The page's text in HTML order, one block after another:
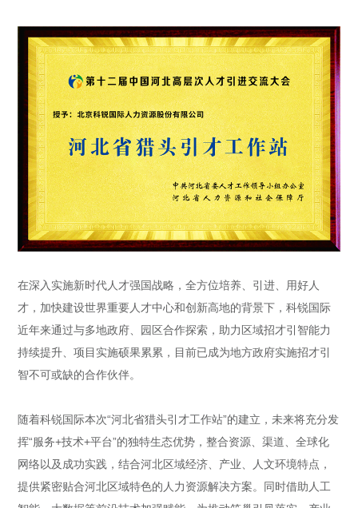
在深入实施新时代人才强国战略，全方位培养、引进、用好人
才，加快建设世界重要人才中心和创新高地的背景下，科锐国际
近年来通过与多地政府、园区合作探索，助力区域招才引智能力
持续提升、项目实施硕果累累，目前已成为地方政府实施招才引
智不可或缺的合作伙伴。
随着科锐国际本次“河北省猎头引才工作站”的建立，未来将充分发
挥“服务+技术+平台”的独特生态优势，整合资源、渠道、全球化
网络以及成功实践，结合河北区域经济、产业、人文环境特点，
提供紧密贴合河北区域特色的人力资源解决方案。同时借助人工